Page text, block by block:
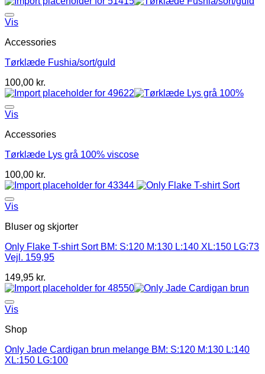
Vis
Accessories
Tørklæde Fushia/sort/guld
100,00 kr.
Vis
Accessories
Tørklæde Lys grå 100% viscose
100,00 kr.
Vis
Bluser og skjorter
Only Flake T-shirt Sort BM: S:120 M:130 L:140 XL:150 LG:73
Vejl. 159,95
149,95 kr.
Vis
Shop
Only Jade Cardigan brun melange BM: S:120 M:130 L:140
XL:150 LG:100